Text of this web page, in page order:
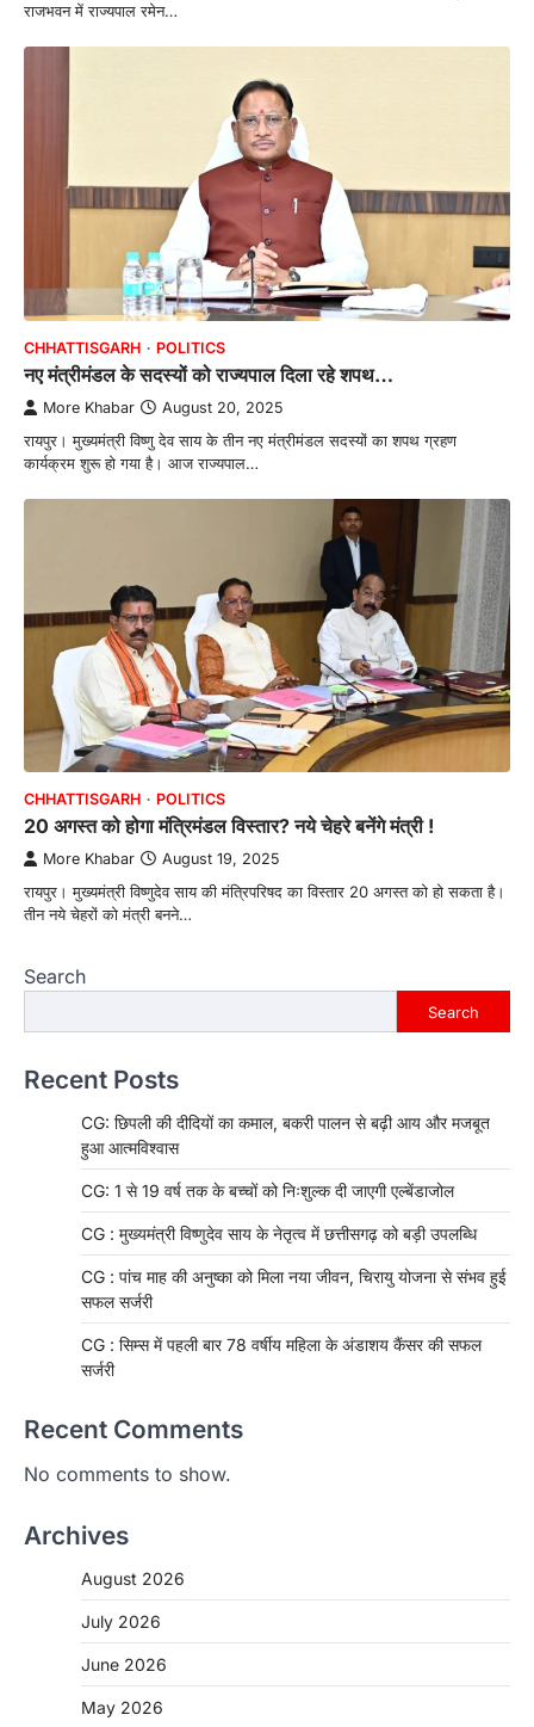
राजभवन में राज्यपाल रमेन…
CHHATTISGARH POLITICS
नए मंत्रीमंडल के सदस्यों को राज्यपाल दिला रहे शपथ…
More Khabar August 20, 2025
रायपुर। मुख्यमंत्री विष्णु देव साय के तीन नए मंत्रीमंडल सदस्यों का शपथ ग्रहण
कार्यक्रम शुरू हो गया है। आज राज्यपाल…
CHHATTISGARH POLITICS
20 अगस्त को होगा मंत्रिमंडल विस्तार? नये चेहरे बनेंगे मंत्री !
More Khabar August 19, 2025
रायपुर। मुख्यमंत्री विष्णुदेव साय की मंत्रिपरिषद का विस्तार 20 अगस्त को हो सकता है।
तीन नये चेहरों को मंत्री बनने…
Search
Search
Recent Posts
CG: छिपली की दीदियों का कमाल, बकरी पालन से बढ़ी आय और मजबूत
हुआ आत्मविश्वास
CG: 1 से 19 वर्ष तक के बच्चों को निःशुल्क दी जाएगी एल्बेंडाजोल
CG : मुख्यमंत्री विष्णुदेव साय के नेतृत्व में छत्तीसगढ़ को बड़ी उपलब्धि
CG : पांच माह की अनुष्का को मिला नया जीवन, चिरायु योजना से संभव हुई
सफल सर्जरी
CG : सिम्स में पहली बार 78 वर्षीय महिला के अंडाशय कैंसर की सफल
सर्जरी
Recent Comments
No comments to show.
Archives
August 2026
July 2026
June 2026
May 2026